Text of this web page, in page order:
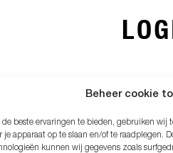
Beheer cookie
de beste ervaringen te bieden, gebruiken wij
je apparaat op te slaan en/of te raadplegen.
kunnen wij gegevens zoals